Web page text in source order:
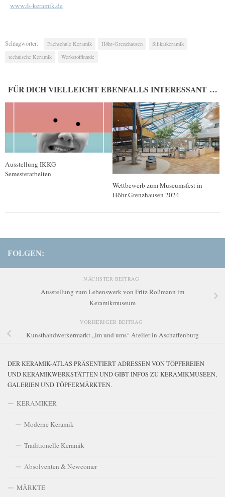
www.fs-keramik.de
Schlagwörter: Fachschule Keramik Höhr-Grenzhausen
Silikatkeramik
technische Keramik
Werkstoffkunde
FÜR DICH VIELLEICHT EBENFALLS INTERESSANT …
Ausstellung IKKG
Semesterarbeiten
Wettbewerb zum Museumsfest in
Höhr-Grenzhausen 2024
FOLGEN:
NÄCHSTER BEITRAG
Ausstellung zum Lebenswerk von Fritz Roßmann im
Keramikmuseum
VORHERIGER BEITRAG
Kunsthandwerkermarkt „im und ums“ Atelier in Aschaffenburg
DER KERAMIK-ATLAS PRÄSENTIERT ADRESSEN VON TÖPFEREIEN
UND KERAMIKWERKSTÄTTEN UND GIBT INFOS ZU KERAMIKMUSEEN,
GALERIEN UND TÖPFERMÄRKTEN.
KERAMIKER
Moderne Keramik
Traditionelle Keramik
Absolventen & Newcomer
MÄRKTE